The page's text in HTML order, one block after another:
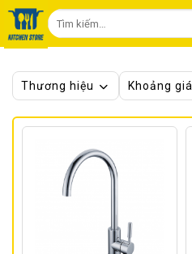
Chuyển
đến
nội
dung
Tìm
kiếm:
Thương hiệu Khoảng giá